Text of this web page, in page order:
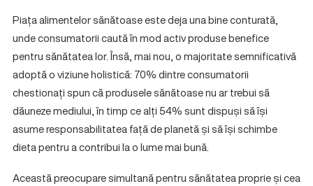
Piața alimentelor sănătoase este deja una bine conturată,
unde consumatorii caută în mod activ produse benefice
pentru sănătatea lor. Însă, mai nou, o majoritate semnificativă
adoptă o viziune holistică: 70% dintre consumatorii
chestionați spun că produsele sănătoase nu ar trebui să
dăuneze mediului, în timp ce alți 54% sunt dispuși să își
asume responsabilitatea față de planetă și să își schimbe
dieta pentru a contribui la o lume mai bună.
Această preocupare simultană pentru sănătatea proprie și cea